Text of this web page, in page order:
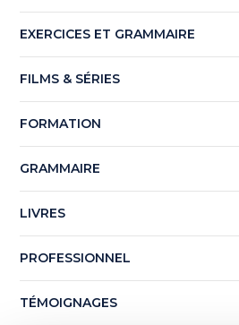
EXERCICES ET GRAMMAIRE
FILMS & SÉRIES
FORMATION
GRAMMAIRE
LIVRES
PROFESSIONNEL
TÉMOIGNAGES